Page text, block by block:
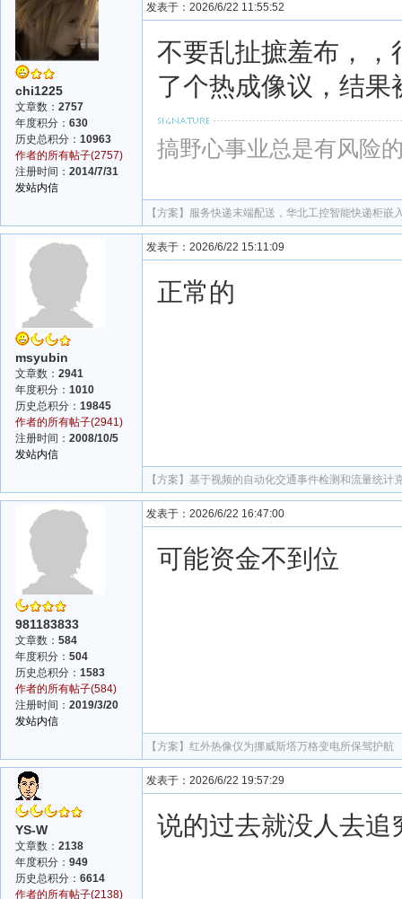
chi1225
文章数： 2757
年度积分： 630
历史总积分： 10963
作者的所有帖子(2757)
注册时间： 2014/7/31
发站内信
发表于：2026/6/22 11:55:52
不要乱扯摭羞布，
了个热成像议，结果
搞野心事业总是有风险
【方案】 服务快递末端配送，华北工控智能快递柜嵌
msyubin
文章数： 2941
年度积分： 1010
历史总积分： 19845
作者的所有帖子(2941)
注册时间： 2008/10/5
发站内信
发表于：2026/6/22 15:11:09
正常的
【方案】 基于视频的自动化交通事件检测和流量统计
981183833
文章数： 584
年度积分： 504
历史总积分： 1583
作者的所有帖子(584)
注册时间： 2019/3/20
发站内信
发表于：2026/6/22 16:47:00
可能资金不到位
【方案】 红外热像仪为挪威斯塔万格变电所保驾护航
YS-W
文章数： 2138
年度积分： 949
历史总积分： 6614
作者的所有帖子(2138)
发表于：2026/6/22 19:57:29
说的过去就没人去